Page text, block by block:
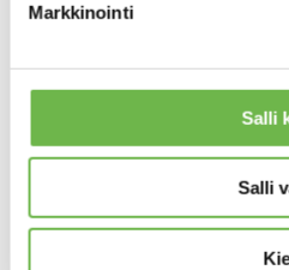
Markkinointi
Salli
Salli